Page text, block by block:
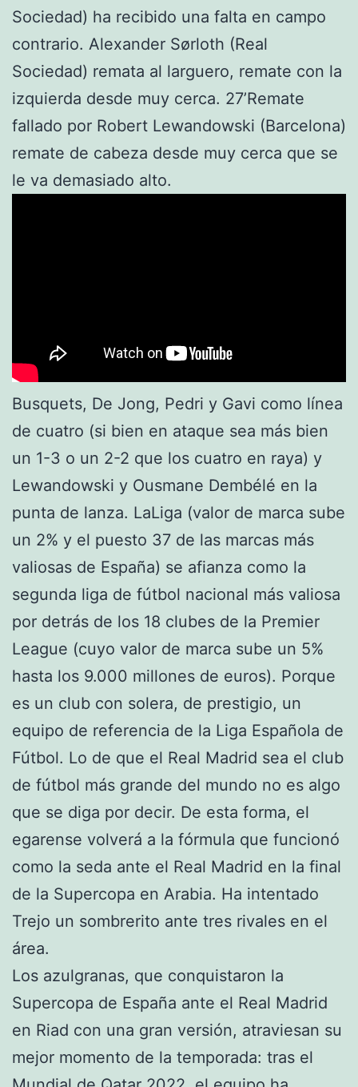
Sociedad) ha recibido una falta en campo
contrario. Alexander Sørloth (Real
Sociedad) remata al larguero, remate con la
izquierda desde muy cerca. 27’Remate
fallado por Robert Lewandowski (Barcelona)
remate de cabeza desde muy cerca que se
le va demasiado alto.
Busquets, De Jong, Pedri y Gavi como línea
de cuatro (si bien en ataque sea más bien
un 1-3 o un 2-2 que los cuatro en raya) y
Lewandowski y Ousmane Dembélé en la
punta de lanza. LaLiga (valor de marca sube
un 2% y el puesto 37 de las marcas más
valiosas de España) se afianza como la
segunda liga de fútbol nacional más valiosa
por detrás de los 18 clubes de la Premier
League (cuyo valor de marca sube un 5%
hasta los 9.000 millones de euros). Porque
es un club con solera, de prestigio, un
equipo de referencia de la Liga Española de
Fútbol. Lo de que el Real Madrid sea el club
de fútbol más grande del mundo no es algo
que se diga por decir. De esta forma, el
egarense volverá a la fórmula que funcionó
como la seda ante el Real Madrid en la final
de la Supercopa en Arabia. Ha intentado
Trejo un sombrerito ante tres rivales en el
área.
Los azulgranas, que conquistaron la
Supercopa de España ante el Real Madrid
en Riad con una gran versión, atraviesan su
mejor momento de la temporada: tras el